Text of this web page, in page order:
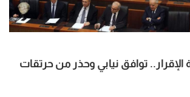
توافق نيابي وحذر من حرتقات